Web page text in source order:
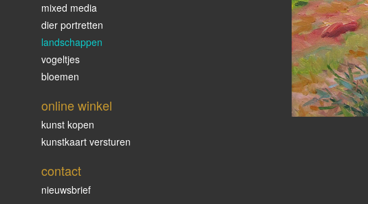
mixed media
dier portretten
landschappen
vogeltjes
bloemen
online winkel
kunst kopen
kunstkaart versturen
contact
nieuwsbrief